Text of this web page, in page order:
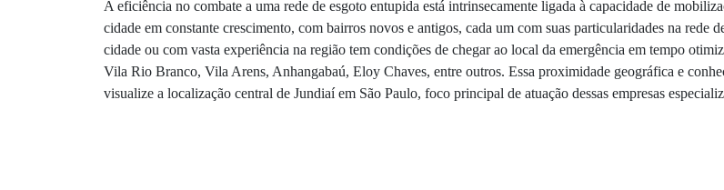
A eficiência no combate a uma rede de esgoto entupida está intrinsecamente ligada à capacidade de
cidade em constante crescimento, com bairros novos e antigos, cada um com suas particularidades na rede
cidade ou com vasta experiência na região tem condições de chegar ao local da emergência em tempo
Vila Rio Branco, Vila Arens, Anhangabaú, Eloy Chaves, entre outros. Essa proximidade geográfica e
visualize a localização central de Jundiaí em São Paulo, foco principal de atuação dessas empresas